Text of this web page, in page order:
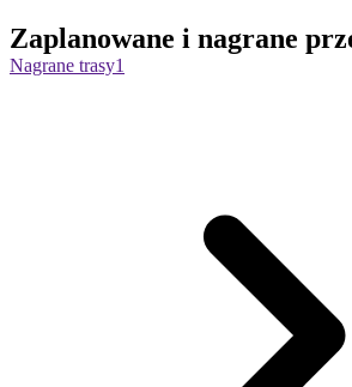
Zaplanowane i nagrane
Nagrane trasy1